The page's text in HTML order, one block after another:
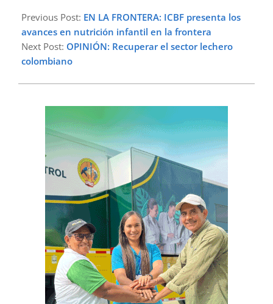
06-
26
Previous Post: EN LA FRONTERA: ICBF presenta los
avances en nutrición infantil en la frontera
Next Post: OPINIÓN: Recuperar el sector lechero
colombiano